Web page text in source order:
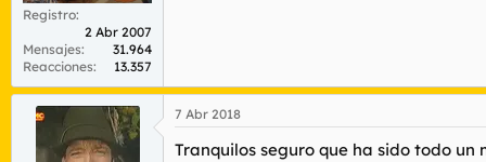
Registro
2 Abr 2007
Mensajes
31.964
Reacciones
13.357
7 Abr 2018
Tranquilos seguro que ha sido todo un